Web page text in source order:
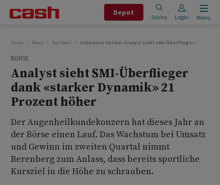
Depot
Suche Login Menu
Home News Top News Schweizer Aktien: Analyst sieht SMI-Überflieger dank
BÖRSE
Analyst sieht SMI-Überflieger
dank «starker Dynamik» 21
Prozent höher
Der Augenheilkundekonzern hat dieses Jahr an
der Börse einen Lauf. Das Wachstum bei Umsatz
und Gewinn im zweiten Quartal nimmt
Berenberg zum Anlass, dass bereits sportliche
Kursziel in die Höhe zu schrauben.